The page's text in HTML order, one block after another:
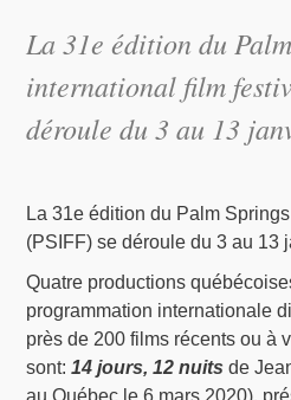
La 31e édition du
international film
déroule du 3 au 13
La 31e édition du Palm
(PSIFF) se déroule du 3 au 13
Quatre productions
programmation internationale
près de 200 films récents ou à
sont:14 jours, 12 nuits de